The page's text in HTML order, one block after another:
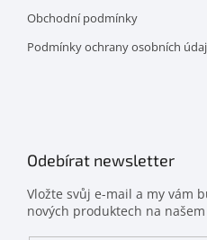
Obchodní podmínky
Podmínky ochrany osobních
Odebírat newsletter
Vložte svůj e-mail a my vám
nových produktech na